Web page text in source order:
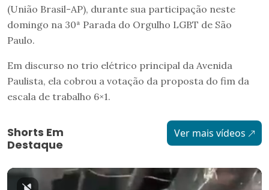
(União Brasil-AP), durante sua participação neste
domingo na 30ª Parada do Orgulho LGBT de São
Paulo.
Em discurso no trio elétrico principal da Avenida
Paulista, ela cobrou a votação da proposta do fim da
escala de trabalho 6×1.
Shorts Em
Destaque
Ver mais vídeos